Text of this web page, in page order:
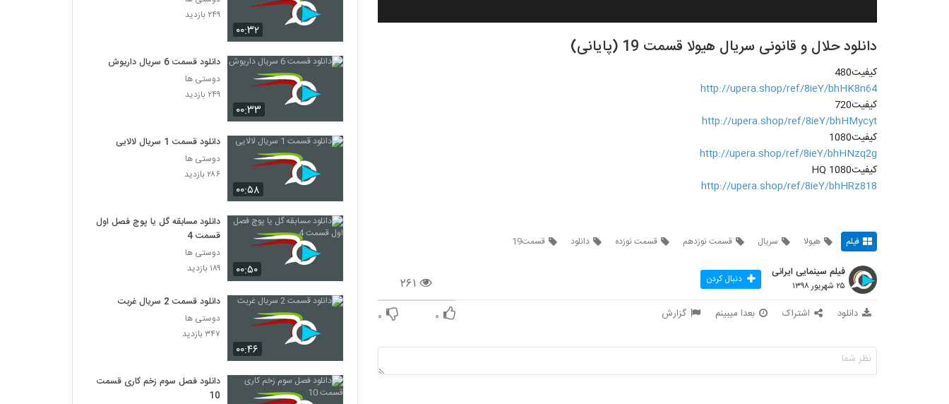
دانلود حلال و قانونی سریال هیولا قسمت 19 (پایانی)
کیفیت480
http://upera.shop/ref/8ieY/bhHK8n64
کیفیت720
http://upera.shop/ref/8ieY/bhHMycyt
کیفیت1080
http://upera.shop/ref/8ieY/bhHNzq2g
کیفیتHQ 1080
http://upera.shop/ref/8ieY/bhHRz818
فیلم هیولا سریال قسمت نوزدهم قسمت نوزده دانلود قسمت19
۲۶۱
فیلم سینمایی ایرانی
۲۵ شهریور ۱۳۹۸ دنبال کردن
دانلود اشتراک بعدا میبینم گزارش ۰ ۰
۰۰:۳۲
۲۴۹ بازدید
۰۰:۳۳
دانلود قسمت 6 سریال داریوش
دوستی ها
۲۴۹ بازدید
۰۰:۵۸
دانلود قسمت 1 سریال لالایی
دوستی ها
۲۸۶ بازدید
۰۰:۵۰
دانلود مسابقه گل یا پوچ فصل اول
قسمت 4
دوستی ها
۱۸۹ بازدید
۰۰:۴۶
دانلود قسمت 2 سریال غربت
دوستی ها
۳۴۷ بازدید
دانلود فصل سوم زخم کاری قسمت
10